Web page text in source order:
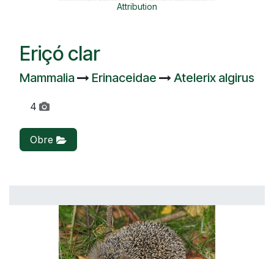
Attribution
Eriçó clar
Mammalia Erinaceidae Atelerix algirus
4
Obre